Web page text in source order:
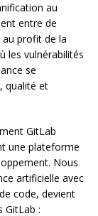
au
entre de
profit de la
les vulnérabilités
se
qualité et
GitLab
une plateforme
Nous
artificielle avec
code, devient
GitLab :